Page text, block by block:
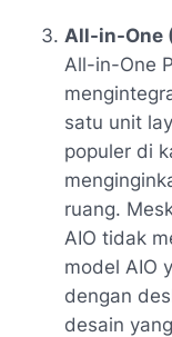
All-in-One
All-in-One
satu unit
populer di
ruang.
AIO tidak
model AIO
dengan
desain